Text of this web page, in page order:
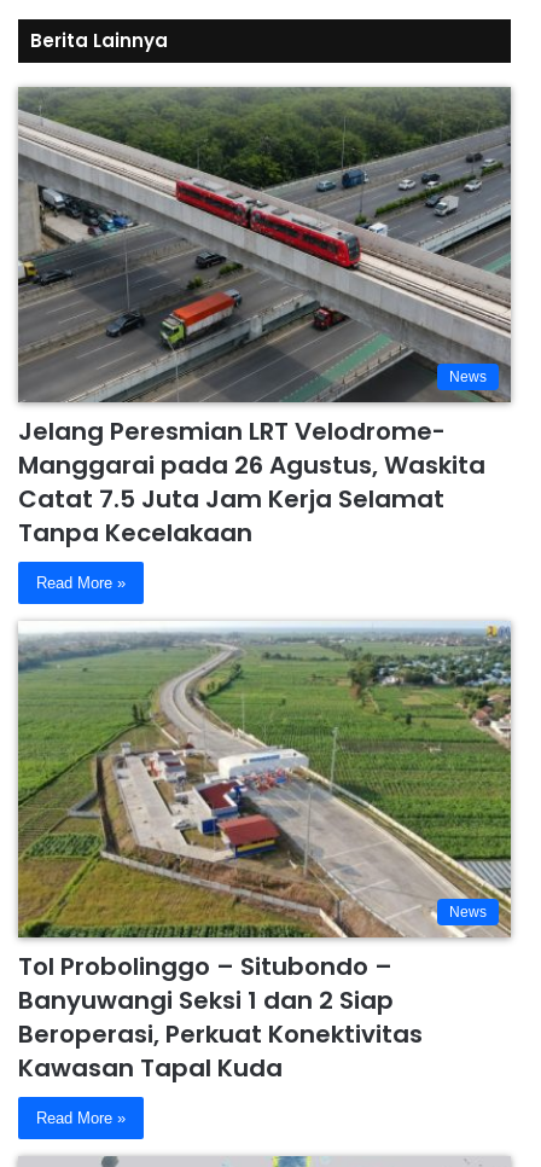
Berita Lainnya
News
Jelang Peresmian LRT Velodrome-
Manggarai pada 26 Agustus, Waskita
Catat 7.5 Juta Jam Kerja Selamat
Tanpa Kecelakaan
Read More »
News
Tol Probolinggo – Situbondo –
Banyuwangi Seksi 1 dan 2 Siap
Beroperasi, Perkuat Konektivitas
Kawasan Tapal Kuda
Read More »